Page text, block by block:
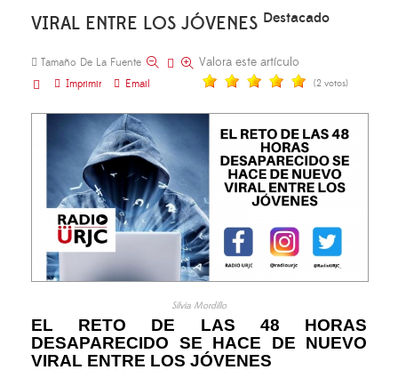
VIRAL ENTRE LOS JÓVENES Destacado
Tamaño De La Fuente
Imprimir
Email
Valora este artículo
(2 votos)
Silvia Mordillo
EL RETO DE LAS 48 HORAS
DESAPARECIDO SE HACE DE NUEVO
VIRAL ENTRE LOS JÓVENES